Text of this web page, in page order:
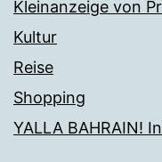
Kleinanzeige von
Kultur
Reise
Shopping
YALLA BAHRAIN!